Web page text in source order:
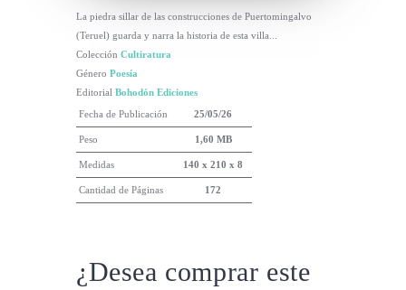
La piedra sillar de las construcciones de Puertomingalvo
(Teruel) guarda y narra la historia de esta villa...
Colección Cultiratura
Género Poesía
Editorial Bohodón Ediciones
Fecha de Publicación
25/05/26
Peso 1,60 MB
Medidas 140 x 210 x 8
Cantidad de Páginas 172
¿Desea comprar este